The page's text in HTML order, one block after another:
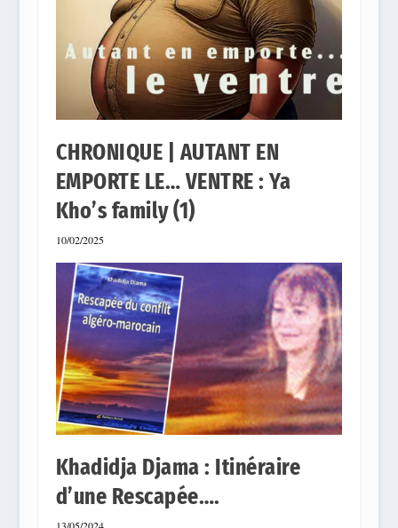
CHRONIQUE | AUTANT EN
EMPORTE LE… VENTRE : Ya
Kho’s family (1)
10/02/2025
Khadidja Djama : Itinéraire
d’une Rescapée….
13/05/2024